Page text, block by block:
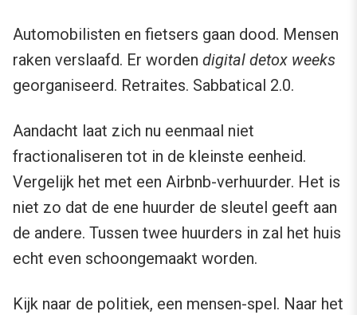
Automobilisten en fietsers gaan dood. Mensen
raken verslaafd. Er worden digital detox weeks
georganiseerd. Retraites. Sabbatical 2.0.
Aandacht laat zich nu eenmaal niet
fractionaliseren tot in de kleinste eenheid.
Vergelijk het met een Airbnb-verhuurder. Het is
niet zo dat de ene huurder de sleutel geeft aan
de andere. Tussen twee huurders in zal het huis
echt even schoongemaakt worden.
Kijk naar de politiek, een mensen-spel. Naar het